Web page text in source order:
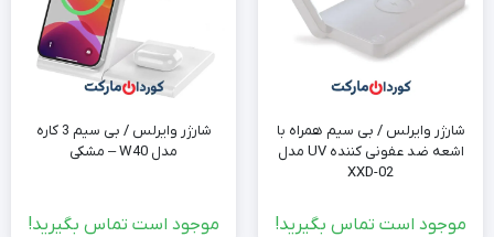
شارژر وایرلس / بی سیم همراه با
اشعه ضد عفونی کننده UV مدل
XXD-02
موجود است تماس بگیرید!
شارژر وایرلس / بی سیم 3 کاره
مدل W40 – مشکی
موجود است تماس بگیرید!